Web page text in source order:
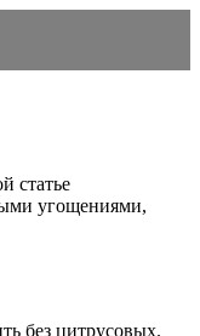
статье
угощениями,
без цитрусовых.